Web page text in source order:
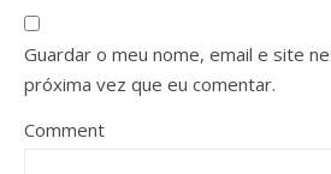
Guardar o meu nome, email e site
próxima vez que eu comentar.
Comment